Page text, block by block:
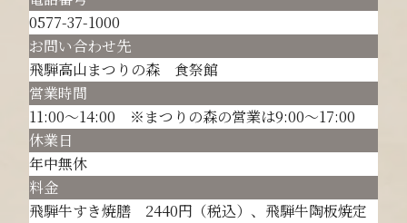
0577-37-1000
お問い合わせ先
飛騨高山まつりの森 食祭館
営業時間
11:00～14:00 ※まつりの森の営業は9:00～17:00
休業日
年中無休
料金
飛騨牛すき焼膳 2440円（税込）、飛騨牛陶板焼定